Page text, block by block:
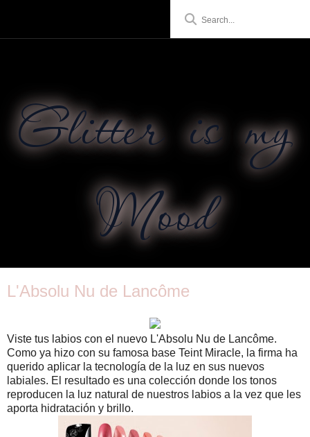
Glitter is my
Mood
L'Absolu Nu de Lancôme
Viste tus labios con el nuevo L'Absolu Nu de Lancôme.
Como ya hizo con su famosa base Teint Miracle, la firma ha
querido aplicar la tecnología de la luz en sus nuevos
labiales. El resultado es una colección donde los tonos
reproducen la luz natural de nuestros labios a la vez que les
aporta hidratación y brillo.